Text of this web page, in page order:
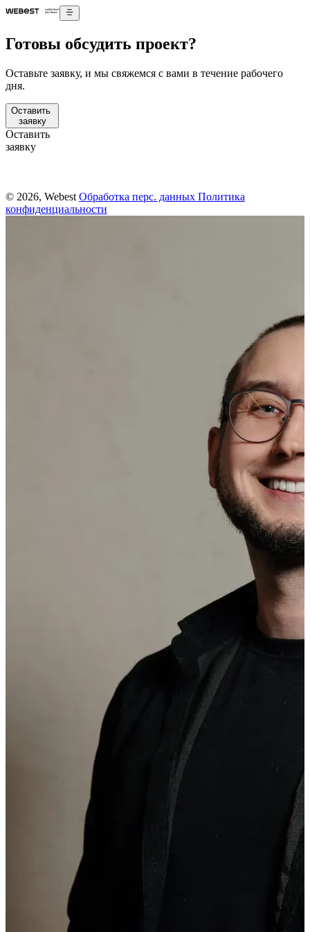
Готовы обсудить проект?
Оставьте заявку, и мы свяжемся с вами в течение рабочего
дня.
Оставить
заявку
Оставить
заявку
© 2026, Webest Обработка перс. данных Политика
конфиденциальности